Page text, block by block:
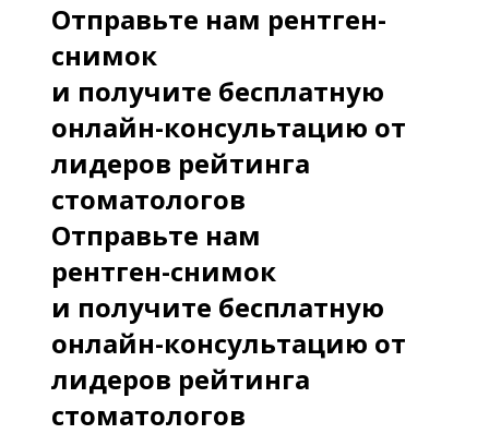
Отправьте нам рентген-
снимок
и получите бесплатную
онлайн-консультацию от
лидеров рейтинга
стоматологов
Отправьте нам
рентген-снимок
и получите бесплатную
онлайн-консультацию от
лидеров рейтинга
стоматологов